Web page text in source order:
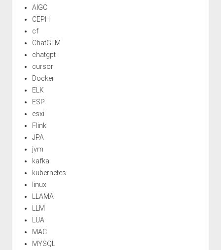
AIGC
CEPH
cf
ChatGLM
chatgpt
cursor
Docker
ELK
ESP
esxi
Flink
JPA
jvm
kafka
kubernetes
linux
LLAMA
LLM
LUA
MAC
MYSQL